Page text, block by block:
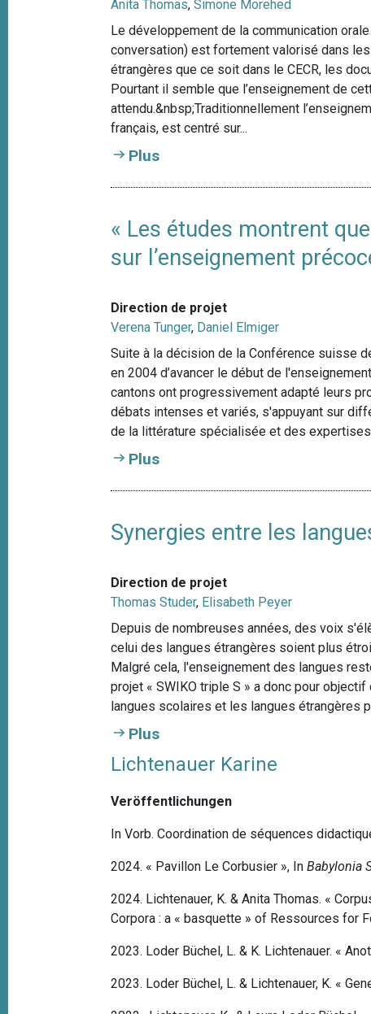
Anita Thomas,Simone Morehed
Le développement de la communication
conversation) est fortement valorisé dans
étrangères que ce soit dans le CECR, les
Pourtant il semble que l’enseignement de
attendu.&nbsp;Traditionnellement
français, est centré sur...
Plus
« Les études montrent
sur l’enseignement
Direction de projet
Verena Tunger, Daniel Elmiger
Suite à la décision de la Conférence suisse
en 2004 d’avancer le début de
cantons ont progressivement adapté leurs
débats intenses et variés, s'appuyant sur
de la littérature spécialisée et des
Plus
Synergies entre les
Direction de projet
Thomas Studer, Elisabeth Peyer
Depuis de nombreuses années, des voix
celui des langues étrangères soient plus
Malgré cela, l'enseignement des langues
projet « SWIKO triple S » a donc pour
langues scolaires et les langues étrangères
Plus
Lichtenauer Karine
Veröffentlichungen
In Vorb. Coordination de séquences
2024. « Pavillon Le Corbusier », In Babylonia
2024. Lichtenauer, K. & Anita Thomas. «
Corpora : a « basquette » of Ressources for
2023. Loder Büchel, L. & K. Lichtenauer. «
2023. Loder Büchel, L. & Lichtenauer, K. «